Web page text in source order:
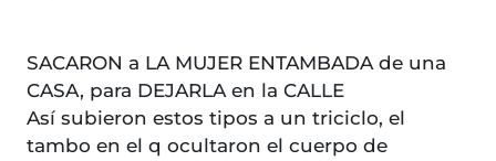
SACARON a LA MUJER ENTAMBADA de una
CASA, para DEJARLA en la CALLE
Así subieron estos tipos a un triciclo, el
tambo en el q ocultaron el cuerpo de